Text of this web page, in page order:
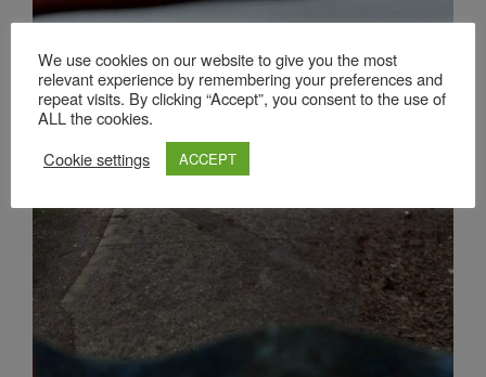
We use cookies on our website to give you the most
relevant experience by remembering your preferences and
repeat visits. By clicking “Accept”, you consent to the use of
ALL the cookies.
Cookie settings
ACCEPT